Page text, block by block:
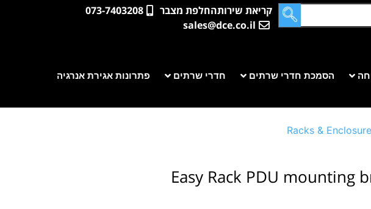
קריאת שירותהחלפת מצבר
073-7403208
sales@dce.co.il
הסמכת חדרי שרתים חדרי שרתים פתרונות אגירת אנרגיה
Racks &
Easy Rack PDU mounting